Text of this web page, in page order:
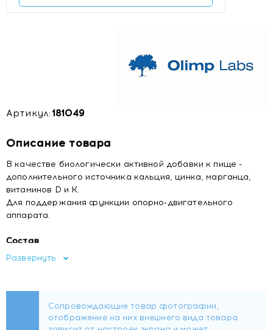
Артикул:181049
Описание товара
В качестве биологически активной добавки к пище -
дополнительного источника кальция, цинка, марганца,
витаминов D и К.
Для поддержания функции опорно-двигательного
аппарата.
Состав
Кальция карбонат, кальция бисглицинат (аминокислотный
полиэтиленгликоль, тальк; цинка бисглицинат
(аминокислотный хелат цинка Albion), антислеживающий
агент – магниевые соли жирных кислот; марганца
Развернуть